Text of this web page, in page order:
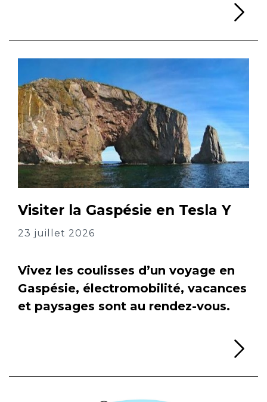
Visiter la Gaspésie en Tesla Y
23 juillet 2026
Vivez les coulisses d’un voyage en
Gaspésie, électromobilité, vacances
et paysages sont au rendez-vous.